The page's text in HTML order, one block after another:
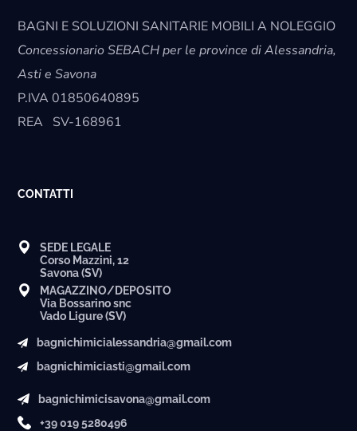
BAGNI E SOLUZIONI SANITARIE MOBILI A NOLEGGIO
Concessionario SEBACH per le province di Alessandria,
Asti e Savona
P.IVA01850640895
REA SV-168961
CONTATTI
SEDE LEGALE
Corso Mazzini, 12
Savona (SV)
MAGAZZINO/DEPOSITO
Via Bossarino snc
Vado Ligure (SV)
bagnichimicialessandria@gmail.com
bagnichimiciasti@gmail.com
bagnichimicisavona@gmail.com
+39 019 5280496